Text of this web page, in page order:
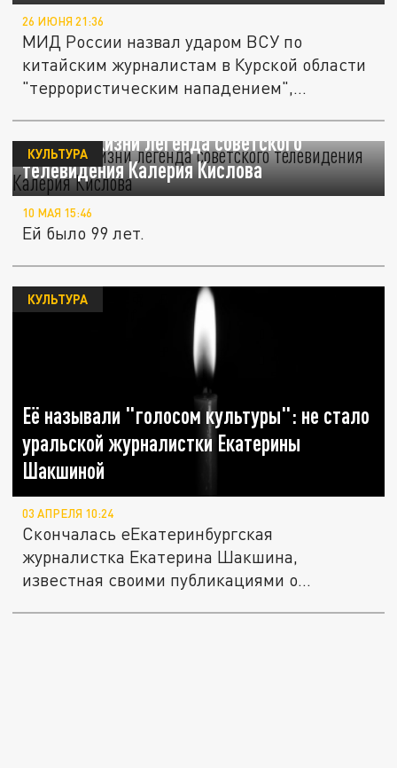
26 ИЮНЯ 21:36
МИД России назвал ударом ВСУ по
китайским журналистам в Курской области
"террористическим нападением",
Ушла из жизни легенда советского
телевидения Калерия Кислова
КУЛЬТУРА
10 МАЯ 15:46
Ей было 99 лет.
Её называли "голосом культуры": не стало
уральской журналистки Екатерины
Шакшиной
КУЛЬТУРА
03 АПРЕЛЯ 10:24
Скончалась еЕкатеринбургская
журналистка Екатерина Шакшина,
известная своими публикациями о